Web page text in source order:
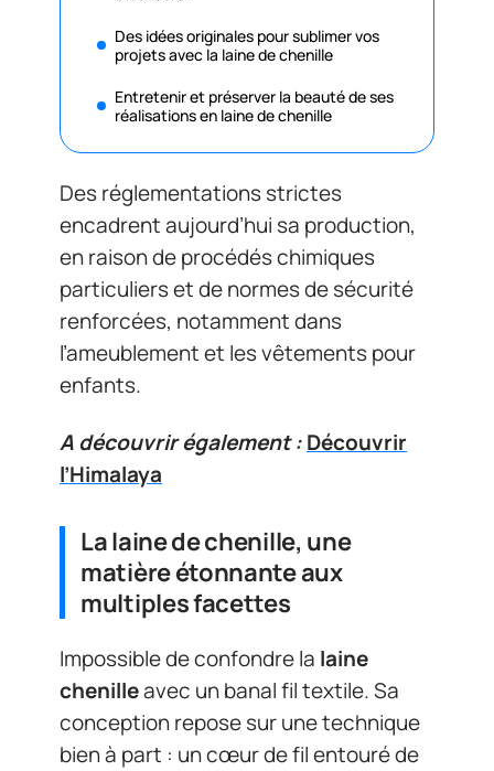
Des idées originales pour sublimer vos
projets avec la laine de chenille
Entretenir et préserver la beauté de ses
réalisations en laine de chenille
Des réglementations strictes
encadrent aujourd’hui sa production,
en raison de procédés chimiques
particuliers et de normes de sécurité
renforcées, notamment dans
l’ameublement et les vêtements pour
enfants.
A découvrir également :Découvrir
l’Himalaya
La laine de chenille, une
matière étonnante aux
multiples facettes
Impossible de confondre la laine
chenilleavec un banal fil textile. Sa
conception repose sur une technique
bien à part : un cœur de fil entouré de